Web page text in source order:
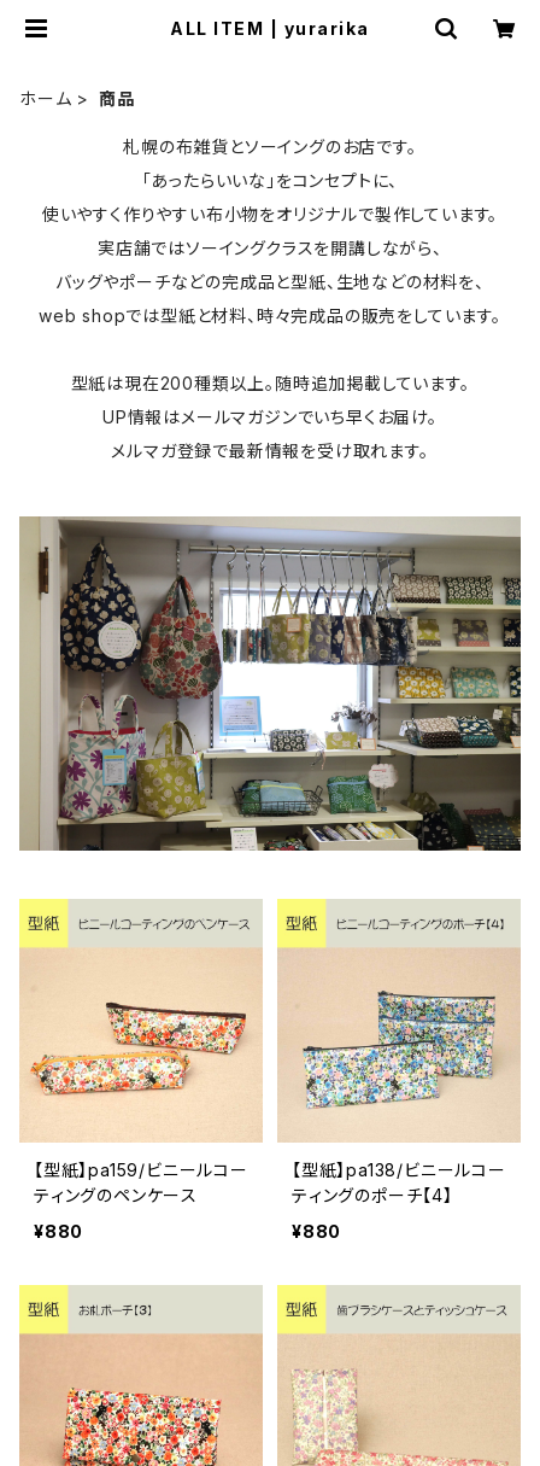
ALL ITEM | yurarika
ホーム 商品
札幌の布雑貨とソーイングのお店です。
「あったらいいな」をコンセプトに、
使いやすく作りやすい布小物をオリジナルで製作しています。
実店舗ではソーイングクラスを開講しながら、
バッグやポーチなどの完成品と型紙、生地などの材料を、
web shopでは型紙と材料、時々完成品の販売をしています。
型紙は現在200種類以上。随時追加掲載しています。
UP情報はメールマガジンでいち早くお届け。
メルマガ登録で最新情報を受け取れます。
【型紙】pa159/ビニールコー
ティングのペンケース
¥880
【型紙】pa138/ビニールコー
ティングのポーチ【4】
¥880